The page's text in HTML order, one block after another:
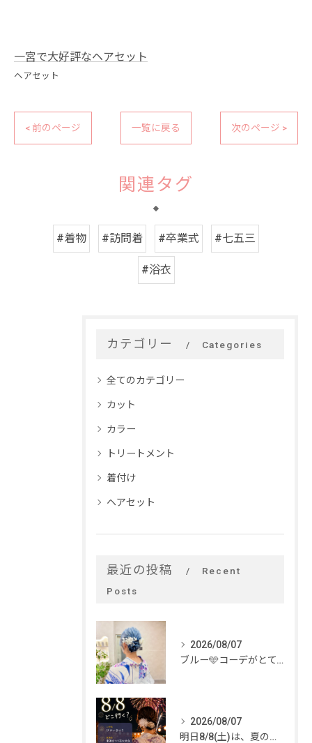
一宮で大好評なヘアセット
ヘアセット
< 前のページ 一覧に戻る 次のページ >
関連タグ
#着物 #訪問着 #卒業式 #七五三
#浴衣
カテゴリー Categories
全てのカテゴリー
カット
カラー
トリートメント
着付け
ヘアセット
最近の投稿
Recent
Posts
2026/08/07
ブルー🩵コーデがとてもお似合いでした✨
2026/08/07
明日8/8(土)は、夏のイベントがいっぱい🎆